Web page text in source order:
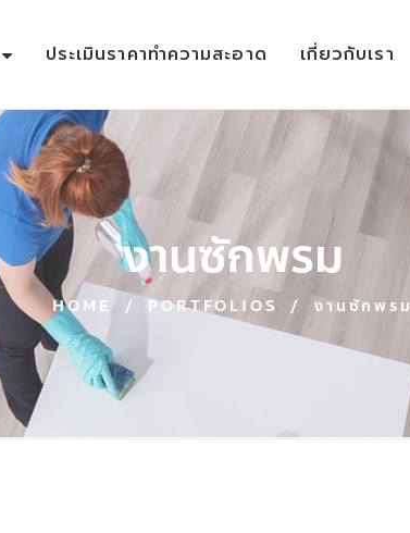
ประเมินราคาทำความสะอาด เกี่ยวกับเรา
งานซักพรม
HOME / PORTFOLIOS / งานซักพรม